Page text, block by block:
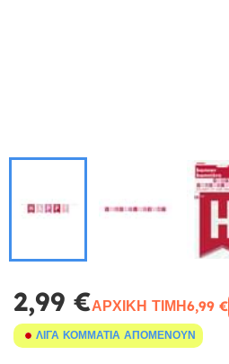
2,99 €ΑΡΧΙΚΉ ΤΙΜΉ6,99 €
ΛΊΓΑ ΚΟΜΜΆΤΙΑ ΑΠΟΜΈΝΟΥΝ